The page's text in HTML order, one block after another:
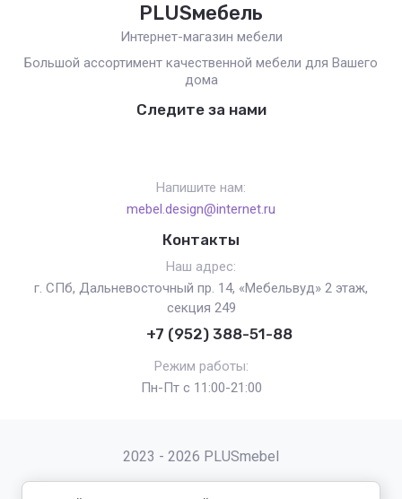
PLUSмебель
Интернет-магазин мебели
Большой ассортимент качественной мебели для Вашего
дома
Следите за нами
Напишите нам:
mebel.design@internet.ru
Контакты
Наш адрес:
г. СПб, Дальневосточный пр. 14, «Мебельвуд» 2 этаж,
секция 249
+7 (952) 388-51-88
Режим работы:
Пн-Пт с 11:00-21:00
2023 - 2026 PLUSmebel